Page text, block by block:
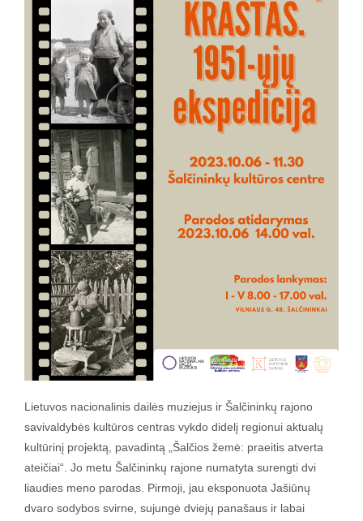
Lietuvos nacionalinis dailės muziejus ir Šalčininkų rajono
savivaldybės kultūros centras vykdo didelį regionui aktualų
kultūrinį projektą, pavadintą „Šalčios žemė: praeitis atverta
ateičiai“. Jo metu Šalčininkų rajone numatyta surengti dvi
liaudies meno parodas. Pirmoji, jau eksponuota Jašiūnų
dvaro sodybos svirne, sujungė dviejų panašaus ir labai